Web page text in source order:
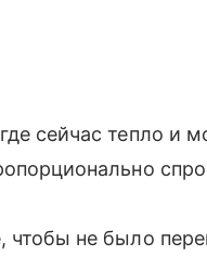
сейчас тепло и
чтобы не было